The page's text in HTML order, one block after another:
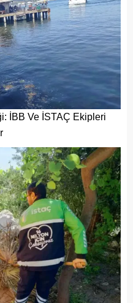
İBB Ve İSTAÇ Ekipleri